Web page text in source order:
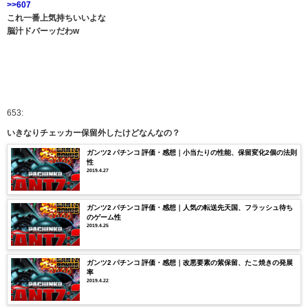
>>607
これ一番上気持ちいいよな
脳汁ドバーッだわw
653:
いきなりチェッカー保留外したけどなんなの？
ガンツ2 パチンコ 評価・感想｜小当たりの性能、保留変化2個の法則
性
2019.4.27
ガンツ2 パチンコ 評価・感想｜人気の転送先天国、フラッシュ待ち
のゲーム性
2019.4.25
ガンツ2 パチンコ 評価・感想｜改悪要素の紫保留、たこ焼きの発展
率
2019.4.22